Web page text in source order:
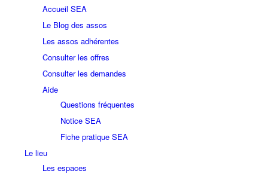
Accueil SEA
Le Blog des assos
Les assos adhérentes
Consulter les offres
Consulter les demandes
Aide
Questions fréquentes
Notice SEA
Fiche pratique SEA
Le lieu
Les espaces